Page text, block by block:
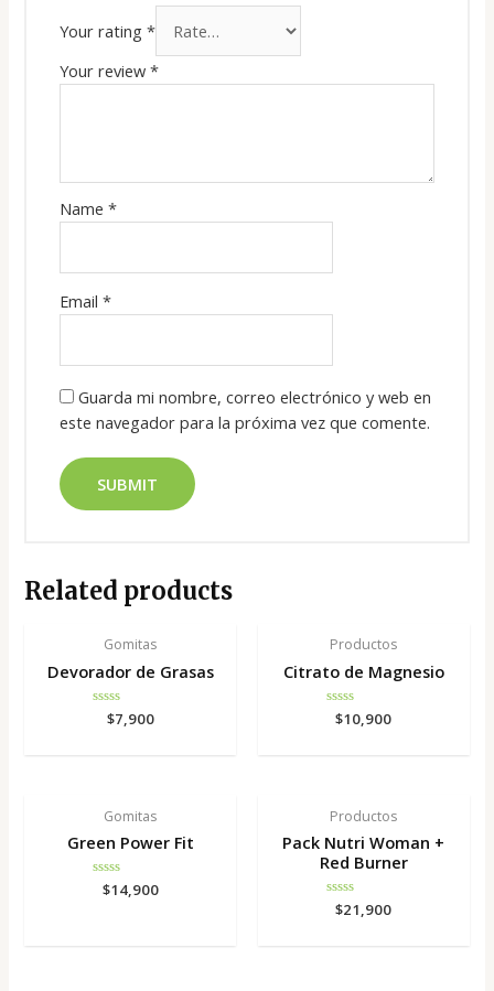
Your rating *
Your review *
Name *
Email *
Guarda mi nombre, correo electrónico y web en
este navegador para la próxima vez que comente.
Related products
Gomitas
Devorador de Grasas
Rated
$7,900
Productos
Citrato de Magnesio
Rated
$10,900
Gomitas
Green Power Fit
Rated
$14,900
Productos
Pack Nutri Woman +
Red Burner
Rated
$21,900